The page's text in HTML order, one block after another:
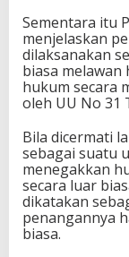
Sementara itu
menjelaskan
dilaksanakan
biasa melawan
hukum secara
oleh UU No 31
Bila dicermati
sebagai suatu
menegakkan
secara luar
dikatakan
penangannya
biasa.